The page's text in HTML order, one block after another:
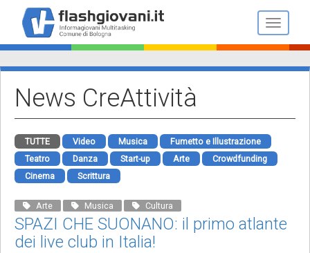
contenuto
principale
Toggle
News CreAttività
TUTTE Video Musica
Fumetto e Illustrazione
Teatro
Danza Start-up Arte
Crowdfunding
Cinema
Scrittura
Arte Musica Cultura
SPAZI CHE SUONANO: il primo atlante
dei live club in Italia!